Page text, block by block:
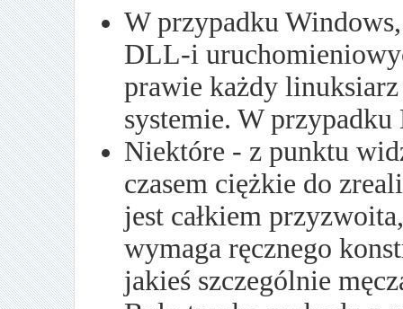
W przypadku
DLL-i
prawie każdy
systemie. W
Niektóre - z punktu
czasem ciężkie do
jest całkiem
wymaga ręcznego
jakieś szczególnie